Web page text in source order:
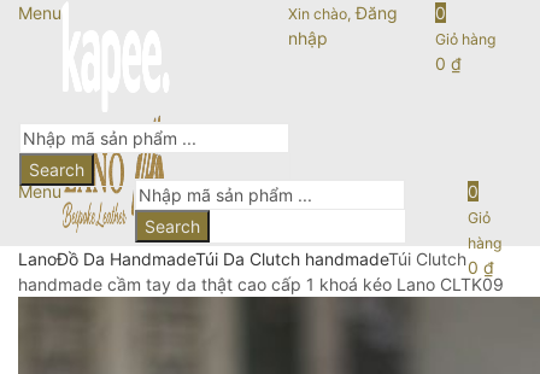
Menu Xin chào, Đăng
nhập
0
Giỏ hàng
0 ₫
Search
Menu
Search
0
Giỏ
hàng
0₫
LanoĐồ Da HandmadeTúi Da Clutch handmadeTúi Clutch
handmade cầm tay da thật cao cấp 1 khoá kéo Lano CLTK09